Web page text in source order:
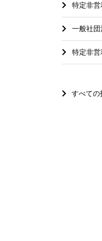
特定非
一般社団
特定非
すべての